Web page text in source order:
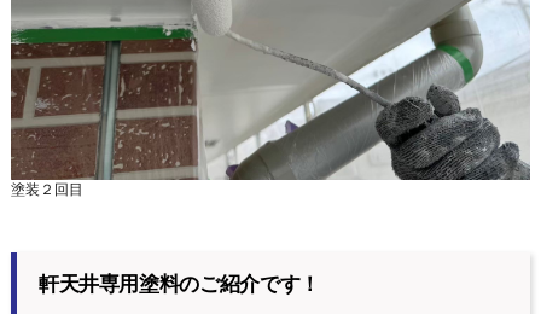
塗装２回目
軒天井専用塗料のご紹介です！